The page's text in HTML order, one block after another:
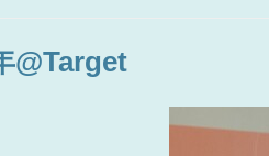
@Target